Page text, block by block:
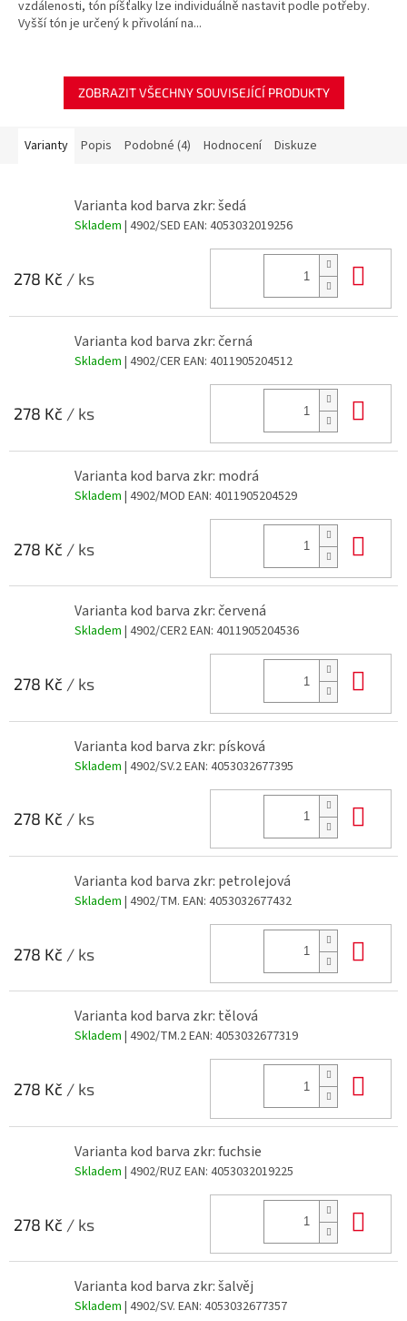
vzdálenosti, tón píšťalky lze individuálně nastavit podle potřeby.
Vyšší tón je určený k přivolání na...
ZOBRAZIT VŠECHNY SOUVISEJÍCÍ PRODUKTY
Varianty Popis Podobné (4) Hodnocení Diskuze
Varianta kod barva zkr: šedá
Skladem | 4902/SED EAN: 4053032019256
278 Kč / ks
Varianta kod barva zkr: černá
Skladem | 4902/CER EAN: 4011905204512
278 Kč / ks
Varianta kod barva zkr: modrá
Skladem | 4902/MOD EAN: 4011905204529
278 Kč / ks
Varianta kod barva zkr: červená
Skladem | 4902/CER2EAN: 4011905204536
278 Kč / ks
Varianta kod barva zkr: písková
Skladem | 4902/SV.2EAN: 4053032677395
278 Kč / ks
Varianta kod barva zkr: petrolejová
Skladem | 4902/TM. EAN: 4053032677432
278 Kč / ks
Varianta kod barva zkr: tělová
Skladem | 4902/TM.2EAN: 4053032677319
278 Kč / ks
Varianta kod barva zkr: fuchsie
Skladem | 4902/RUZ EAN: 4053032019225
278 Kč / ks
Varianta kod barva zkr: šalvěj
Skladem | 4902/SV. EAN: 4053032677357